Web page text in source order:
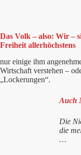
Das Volk – also: Wir –
Freiheit allerhöchstens
nur einige ihm
Wirtschaft verstehen –
„Lockerungen“.
Auch
Die
die
…